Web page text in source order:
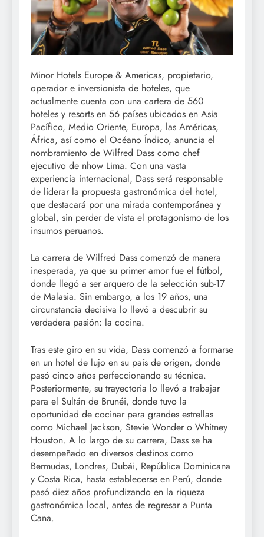
Minor Hotels Europe & Americas, propietario,
operador e inversionista de hoteles, que
actualmente cuenta con una cartera de 560
hoteles y resorts en 56 países ubicados en Asia
Pacífico, Medio Oriente, Europa, las Américas,
África, así como el Océano Índico, anuncia el
nombramiento de Wilfred Dass como chef
ejecutivo de nhow Lima. Con una vasta
experiencia internacional, Dass será responsable
de liderar la propuesta gastronómica del hotel,
que destacará por una mirada contemporánea y
global, sin perder de vista el protagonismo de los
insumos peruanos.
La carrera de Wilfred Dass comenzó de manera
inesperada, ya que su primer amor fue el fútbol,
donde llegó a ser arquero de la selección sub-17
de Malasia. Sin embargo, a los 19 años, una
circunstancia decisiva lo llevó a descubrir su
verdadera pasión: la cocina.
Tras este giro en su vida, Dass comenzó a formarse
en un hotel de lujo en su país de origen, donde
pasó cinco años perfeccionando su técnica.
Posteriormente, su trayectoria lo llevó a trabajar
para el Sultán de Brunéi, donde tuvo la
oportunidad de cocinar para grandes estrellas
como Michael Jackson, Stevie Wonder o Whitney
Houston. A lo largo de su carrera, Dass se ha
desempeñado en diversos destinos como
Bermudas, Londres, Dubái, República Dominicana
y Costa Rica, hasta establecerse en Perú, donde
pasó diez años profundizando en la riqueza
gastronómica local, antes de regresar a Punta
Cana.